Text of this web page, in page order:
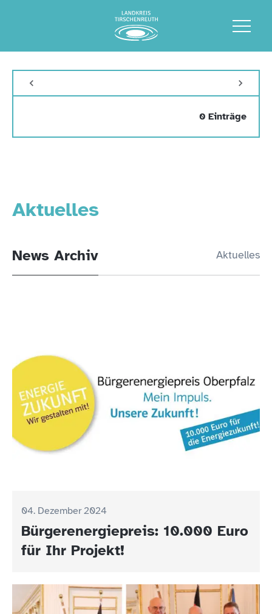
Aktuelles
News Archiv Aktuelles
04. Dezember 2024
Bürgerenergiepreis: 10.000 Euro
für Ihr Projekt!
0 Einträge